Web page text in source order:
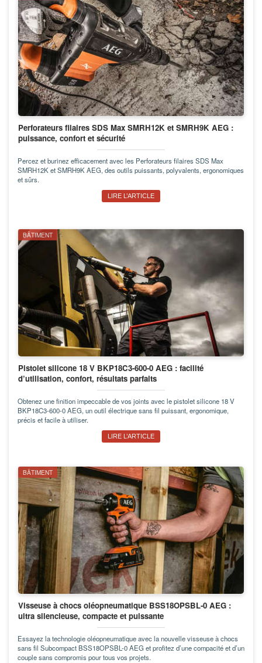
Perforateurs filaires SDS Max SMRH12K et SMRH9K AEG :
puissance, confort et sécurité
Percez et burinez efficacement avec les Perforateurs filaires SDS Max
SMRH12K et SMRH9K AEG, des outils puissants, polyvalents, ergonomiques
et sûrs.
LIRE L’ARTICLE
BÂTIMENT
Pistolet silicone 18 V BKP18C3-600-0 AEG : facilité
d’utilisation, confort, résultats parfaits
Obtenez une finition impeccable de vos joints avec le pistolet silicone 18 V
BKP18C3-600-0 AEG, un outil électrique sans fil puissant, ergonomique,
précis et facile à utiliser.
LIRE L’ARTICLE
BÂTIMENT
Visseuse à chocs oléopneumatique BSS18OPSBL-0 AEG :
ultra silencieuse, compacte et puissante
Essayez la technologie oléopneumatique avec la nouvelle visseuse à chocs
sans fil Subcompact BSS18OPSBL-0 AEG et profitez d’une compacité et d’un
couple sans compromis pour tous vos projets.